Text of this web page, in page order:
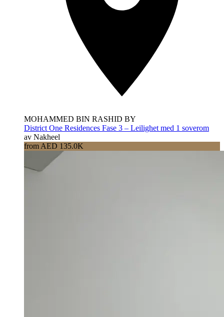
MOHAMMED BIN RASHID BY
District One Residences Fase 3 – Leilighet med 1 soverom
av Nakheel
from AED 135.0K